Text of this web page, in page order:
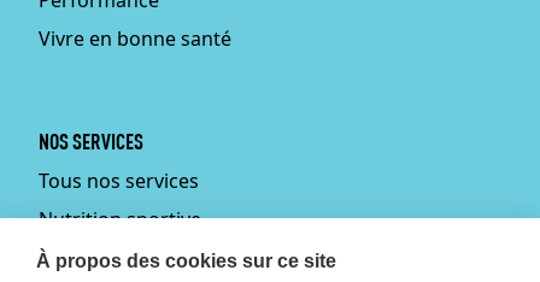
À propos des cookies sur ce site
Vivre en bonne santé
NOS SERVICES
Tous nos services
Nutrition sportive
Personal training